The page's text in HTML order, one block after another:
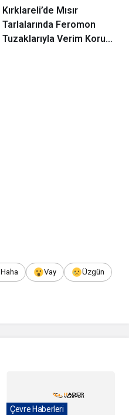
Kırklareli’de Mısır
Tarlalarında Feromon
Tuzaklarıyla Verim Koruma
Haha Vay Üzgün
Çevre Haberleri